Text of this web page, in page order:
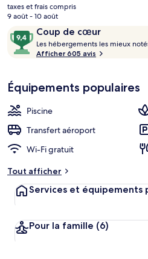
de fitness ouverte 24 h/24. Le
présentation générale remportent un
voyageurs.
prix
actuel
de
153 €.
taxes et frais compris
9 août - 10 août
Avis
voyageurs
Coup de cœur
9,4
sur
10,
cœur
Les hébergements les mieux
Afficher 605 avis
Équipements populaires
Piscine
Transfert aéroport
Wi-Fi gratuit
Tout afficher
Services et équipements
Pour la famille (6)